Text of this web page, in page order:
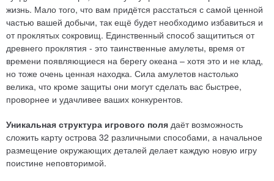
жизнь. Мало того, что вам придётся расстаться с самой ценной
частью вашей добычи, так ещё будет необходимо избавиться и
от проклятых сокровищ. Единственный способ защититься от
древнего проклятия - это таинственные амулеты, время от
времени появляющиеся на берегу океана – хотя это и не клад,
но тоже очень ценная находка. Сила амулетов настолько
велика, что кроме защиты они могут сделать вас быстрее,
проворнее и удачливее ваших конкурентов.
Уникальная структура игрового поля даёт возможность
сложить карту острова 32 различными способами, а начальное
размещение окружающих деталей делает каждую новую игру
поистине неповторимой.